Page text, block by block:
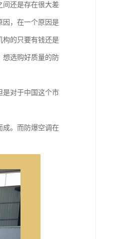
间还是存在很大差
因，在一个原因是
构的只要有钱还是
想选购好质量的防
是对于中国这个市
成。而防爆空调在